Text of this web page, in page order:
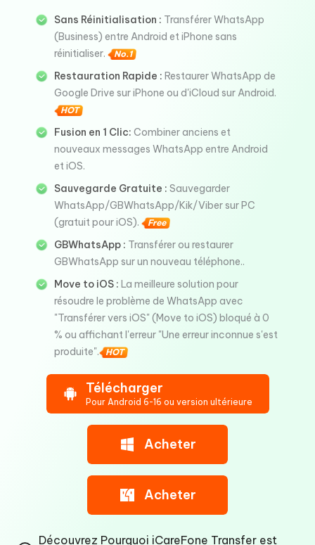
Editor
iAnyGo
Sans Réinitialisation : Transférer WhatsApp
(Business) entre Android et iPhone sans
réinitialiser.
No.1
Restauration Rapide : Restaurer WhatsApp de
Google Drive sur iPhone ou d'iCloud sur Android.
HOT
Fusion en 1 Clic: Combiner anciens et
nouveaux messages WhatsApp entre Android
et iOS.
Sauvegarde Gratuite : Sauvegarder
WhatsApp/GBWhatsApp/Kik/Viber sur PC
(gratuit pour iOS).
Free
GBWhatsApp : Transférer ou restaurer
GBWhatsApp sur un nouveau téléphone..
Move to iOS : La meilleure solution pour
résoudre le problème de WhatsApp avec
"Transférer vers iOS" (Move to iOS) bloqué à 0
% ou affichant l'erreur "Une erreur inconnue s'est
produite".
HOT
Télécharger
Pour Android 6-16 ou version ultérieure
Acheter
Acheter
Découvrez Pourquoi iCareFone Transfer est